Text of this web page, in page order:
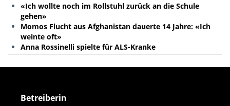
«Ich wollte noch im Rollstuhl zurück an die Schule
gehen»
Momos Flucht aus Afghanistan dauerte 14 Jahre: «Ich
weinte oft»
Anna Rossinelli spielte für ALS-Kranke
Betreiberin